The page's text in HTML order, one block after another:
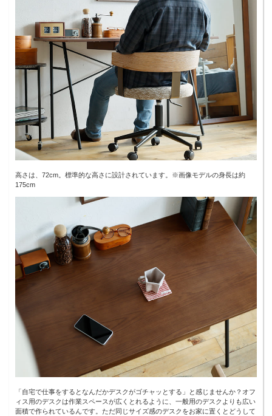
高さは、72cm。標準的な高さに設計されています。※画像モデルの身長は約
175cm
「自宅で仕事をするとなんだかデスクがゴチャッとする」と感じませんか？オフ
ィス用のデスクは作業スペースが広くとれるように、一般用のデスクよりも広い
面積で作られているんです。ただ同じサイズ感のデスクをお家に置くとどうして